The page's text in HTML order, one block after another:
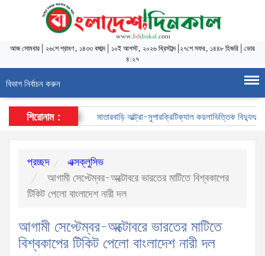
আজসোমবার ২৬শে শ্রাবণ, ১৪৩৩ বঙ্গাব্দ| ১০ই আগস্ট, ২০২৬ খ্রিস্টাব্দ| ২৭শে সফর, ১৪৪৮ হিজরি ভোর
৪:২৭
বিভাগ নির্বাচন করুন
শিরোনাম : মাতারবাড়ি আল্ট্রা-সুপারক্রিটিক্যাল কয়লাভিত্তিক
প্রচ্ছদ
এক্সক্লুসিভ
আগামী সেপ্টেম্বর-অক্টোবরে ভারতের মাটিতে বিশ্বকাপের
টিকিট পেলো বাংলাদেশ নারী দল
আগামী সেপ্টেম্বর-অক্টোবরে ভারতের মাটিতে
বিশ্বকাপের টিকিট পেলো বাংলাদেশ নারী দল